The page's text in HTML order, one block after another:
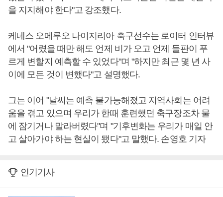
을 지지해야 한다"고 강조했다.
케네스 오메루오 나이지리아 축구선수는 로이터 인터뷰
에서 "어렸을 때만 해도 언제 비가 오고 언제 들판이 푸
르게 변할지 예측할 수 있었다"며 "하지만 최근 몇 년 사
이에 모든 것이 변했다"고 설명했다.
그는 이어 "날씨는 예측 불가능해졌고 지역사회는 어려
움을 겪고 있으며 우리가 한때 훈련했던 축구장조차 물
에 잠기거나 말라버렸다"며 "기후변화는 우리가 매일 안
고 살아가야 하는 현실이 됐다"고 말했다. 손영호 기자
인기기사